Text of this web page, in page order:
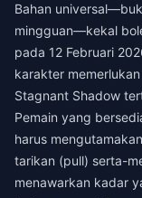
Bahan
mingguan—kekal
pada 12 Februari
karakter
Stagnant Shadow
Pemain yang
harus
tarikan (pull) serta-
menawarkan kadar